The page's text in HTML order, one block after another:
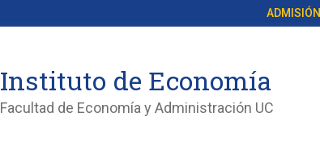
ADMISIÓN
Instituto de Economía
Facultad de Economía y Administración UC